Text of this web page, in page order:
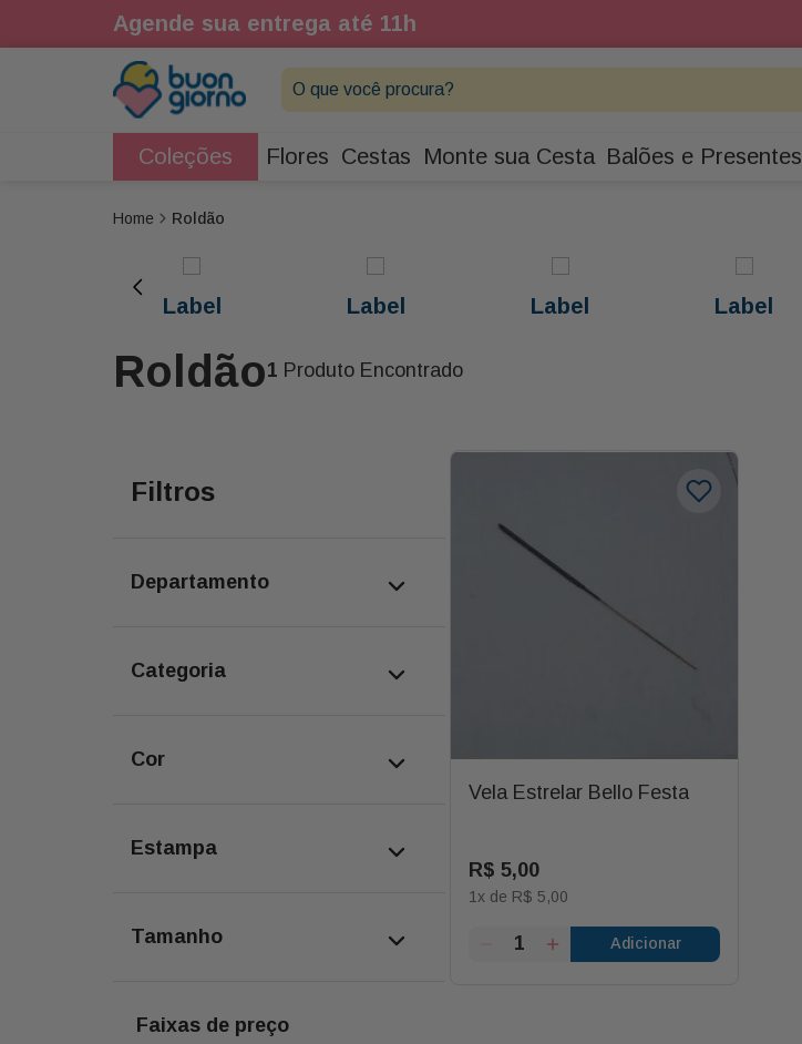
Agende sua entrega até 11h
O que você procura?
Coleções Flores Cestas Monte sua Cesta Balões e Presentes
Roldão
Label Label Label Label
Roldão1 Produto Encontrado
Filtros
departamento
categoria
cor
estampa
tamanho
faixas de preço
Vela Estrelar Bello Festa
R$ 5,00
1x de R$ 5,00
Adicionar